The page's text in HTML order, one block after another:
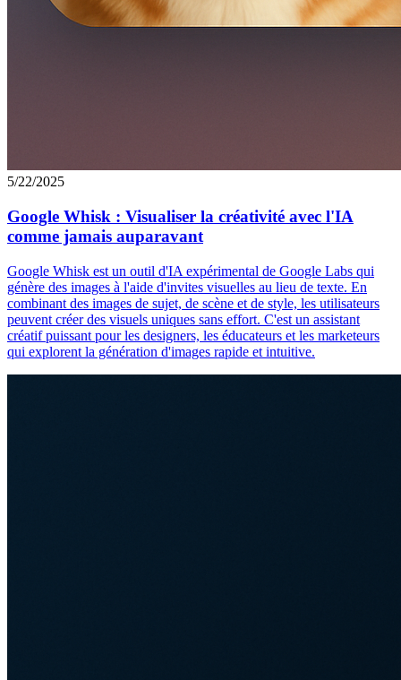
5/22/2025
Google Whisk : Visualiser la créativité avec l'IA
comme jamais auparavant
Google Whisk est un outil d'IA expérimental de Google Labs qui
génère des images à l'aide d'invites visuelles au lieu de texte. En
combinant des images de sujet, de scène et de style, les utilisateurs
peuvent créer des visuels uniques sans effort. C'est un assistant
créatif puissant pour les designers, les éducateurs et les marketeurs
qui explorent la génération d'images rapide et intuitive.